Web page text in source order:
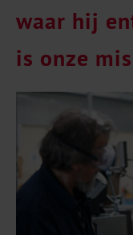
waar hij
is onze